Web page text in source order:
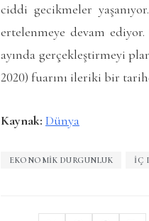
ciddi gecikmeler
ertelenmeye devam
ayında gerçekleştirmeyi
2020) fuarını ileriki bir
Kaynak: Dünya
EKONOMIK DURGUNLUK IÇ